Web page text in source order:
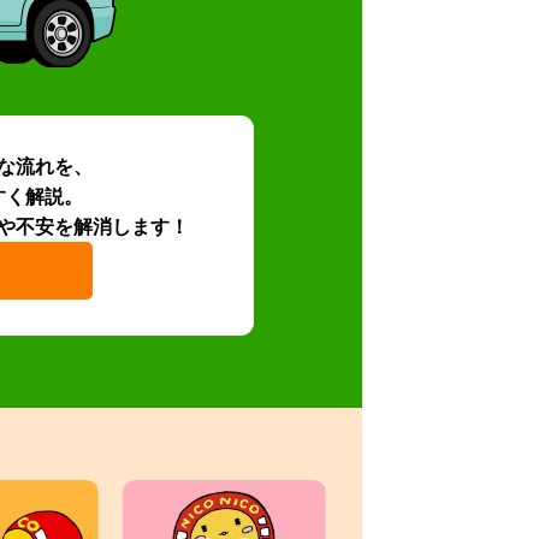
流れを、
解説。
不安を解消します！